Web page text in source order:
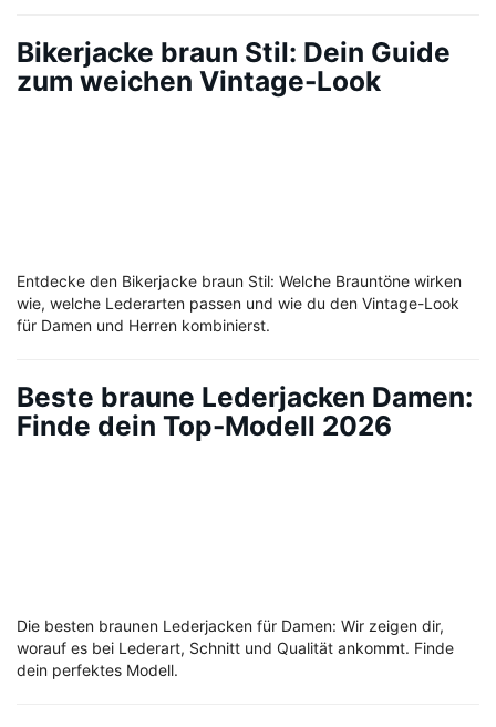
Bikerjacke braun Stil: Dein Guide
zum weichen Vintage-Look
Entdecke den Bikerjacke braun Stil: Welche Brauntöne wirken
wie, welche Lederarten passen und wie du den Vintage-Look
für Damen und Herren kombinierst.
Beste braune Lederjacken Damen:
Finde dein Top-Modell 2026
Die besten braunen Lederjacken für Damen: Wir zeigen dir,
worauf es bei Lederart, Schnitt und Qualität ankommt. Finde
dein perfektes Modell.